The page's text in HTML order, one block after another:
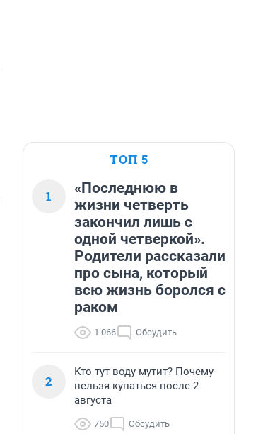
ТОП 5
1
«Последнюю в
жизни четверть
закончил лишь с
одной четверкой».
Родители рассказали
про сына, который
всю жизнь боролся с
раком
1 066 Обсудить
2
Кто тут воду мутит? Почему
нельзя купаться после 2
августа
750 Обсудить